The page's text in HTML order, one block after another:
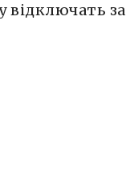
відключать за